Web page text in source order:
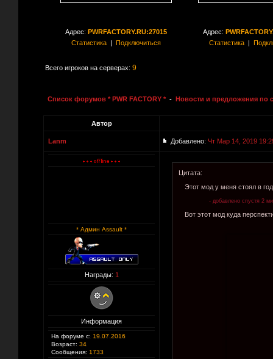
Адрес: PWRFACTORY.RU:27015
Статистика| Подключиться
Адрес:
Статистика|
Всего игроков на серверах: 9
Список форумов * PWR FACTORY * - Новости и предложения по
Автор
Lanm Добавлено: Чт Мар 14, 2019
* Админ Assault *
Награды: 1
Информация
На форуме с: 19.07.2016
Возраст: 34
Сообщения: 1733
Цитата:
Этот мод у меня стоял в
- добавлено спустя 2
Вот этот мод куда